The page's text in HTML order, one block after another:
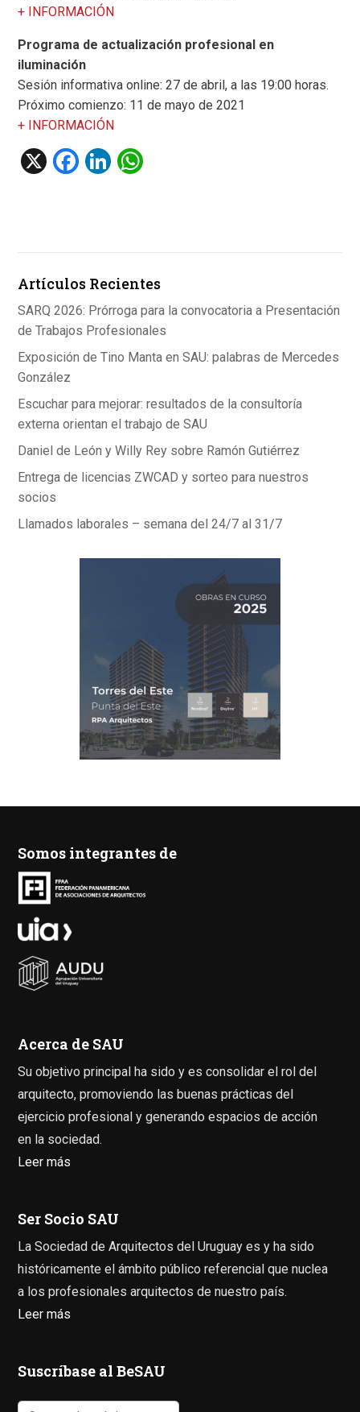
+ INFORMACIÓN
Programa de actualización profesional en
iluminación
Sesión informativa online: 27 de abril, a las 19:00 horas.
Próximo comienzo: 11 de mayo de 2021
+ INFORMACIÓN
X
F
o
k
Li
p
p
Artículos Recientes
SARQ 2026: Prórroga para la convocatoria a Presentación
de Trabajos Profesionales
Exposición de Tino Manta en SAU: palabras de Mercedes
González
Escuchar para mejorar: resultados de la consultoría
externa orientan el trabajo de SAU
Daniel de León y Willy Rey sobre Ramón Gutiérrez
Entrega de licencias ZWCAD y sorteo para nuestros
socios
Llamados laborales – semana del 24/7 al 31/7
Somos integrantes de
Acerca de SAU
Su objetivo principal ha sido y es consolidar el rol del
arquitecto, promoviendo las buenas prácticas del
ejercicio profesional y generando espacios de acción
en la sociedad.
Leer más
Ser Socio SAU
La Sociedad de Arquitectos del Uruguay es y ha sido
históricamente el ámbito público referencial que nuclea
a los profesionales arquitectos de nuestro país.
Leer más
Suscríbase al BeSAU